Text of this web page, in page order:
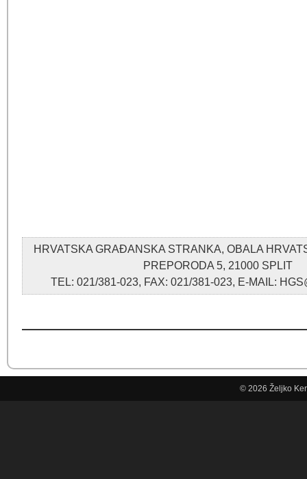
HRVATSKA GRAĐANSKA STRANKA, OBALA
PREPORODA 5, 21000 SPLIT
TEL: 021/381-023, FAX: 021/381-023, E-MAIL:
© 2026 Željko